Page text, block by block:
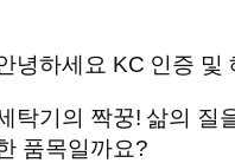
녕하세요 KC 인증 및
탁기의 짝꿍! 삶의 질
품목일까요?